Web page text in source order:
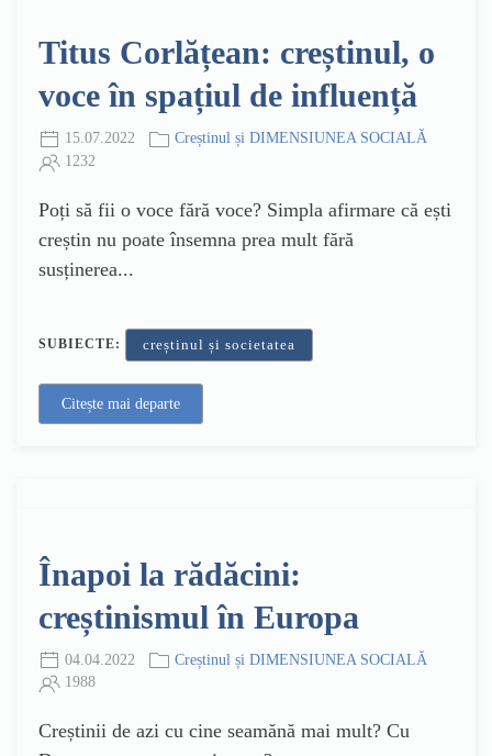
Titus Corlățean: creștinul, o
voce în spațiul de influență
15.07.2022
Creștinul și DIMENSIUNEA SOCIALĂ
1232
Poți să fii o voce fără voce? Simpla afirmare că ești
creștin nu poate însemna prea mult fără
susținerea...
SUBIECTE: creștinul și societatea
Citește mai departe
Înapoi la rădăcini:
creștinismul în Europa
04.04.2022
Creștinul și DIMENSIUNEA SOCIALĂ
1988
Creștinii de azi cu cine seamănă mai mult? Cu